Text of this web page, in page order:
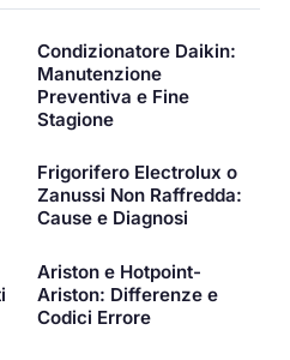
Condizionatore Daikin:
Manutenzione
Preventiva e Fine
Stagione
Frigorifero Electrolux o
Zanussi Non Raffredda:
Cause e Diagnosi
Ariston e Hotpoint-
Ariston: Differenze e
Codici Errore